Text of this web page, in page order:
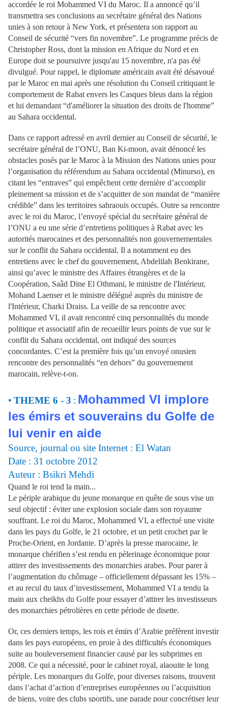
accordée le roi Mohammed VI du Maroc. Il a annoncé qu’il
transmettra ses conclusions au secrétaire général des Nations
unies à son retour à New York, et présentera son rapport au
Conseil de sécurité “vers fin novembre”. Le programme précis de
Christopher Ross, dont la mission en Afrique du Nord et en
Europe doit se poursuivre jusqu'au 15 novembre, n'a pas été
divulgué. Pour rappel, le diplomate américain avait été désavoué
par le Maroc en mai après une résolution du Conseil critiquant le
comportement de Rabat envers les Casques bleus dans la région
et lui demandant “d'améliorer la situation des droits de l'homme”
au Sahara occidental.
Dans ce rapport adressé en avril dernier au Conseil de sécurité, le
secrétaire général de l’ONU, Ban Ki-moon, avait dénoncé les
obstacles posés par le Maroc à la Mission des Nations unies pour
l’organisation du référendum au Sahara occidental (Minurso), en
citant les “entraves” qui empêchent cette dernière d’accomplir
pleinement sa mission et de s’acquitter de son mandat de “manière
crédible” dans les territoires sahraouis occupés. Outre sa rencontre
avec le roi du Maroc, l’envoyé spécial du secrétaire général de
l’ONU a eu une série d’entretiens politiques à Rabat avec les
autorités marocaines et des personnalités non gouvernementales
sur le conflit du Sahara occidental. Il a notamment eu des
entretiens avec le chef du gouvernement, Abdelilah Benkirane,
ainsi qu’avec le ministre des Affaires étrangères et de la
Coopération, Saâd Dine El Othmani, le ministre de l'Intérieur,
Mohand Laenser et le ministre délégué auprès du ministre de
l'Intérieur, Charki Draiss. La veille de sa rencontre avec
Mohammed VI, il avait rencontré cinq personnalités du monde
politique et associatif afin de recueillir leurs points de vue sur le
conflit du Sahara occidental, ont indiqué des sources
concordantes. C’est la première fois qu’un envoyé onusien
rencontre des personnalités “en dehors” du gouvernement
marocain, relève-t-on.
• THEME 6 - 3 : Mohammed VI implore
les émirs et souverains du Golfe de
lui venir en aide
Source, journal ou site Internet : El Watan
Date : 31 octobre 2012
Auteur : Bsikri Mehdi
Quand le roi tend la main...
Le périple arabique du jeune monarque en quête de sous vise un
seul objectif : éviter une explosion sociale dans son royaume
souffrant. Le roi du Maroc, Mohammed VI, a effectué une visite
dans les pays du Golfe, le 21 octobre, et un petit crochet par le
Proche-Orient, en Jordanie. D’après la presse marocaine, le
monarque chérifien s’est rendu en pèlerinage économique pour
attirer des investissements des monarchies arabes. Pour parer à
l’augmentation du chômage – officiellement dépassant les 15% –
et au recul du taux d’investissement, Mohammed VI a tendu la
main aux cheikhs du Golfe pour essayer d’attirer les investisseurs
des monarchies pétrolières en cette période de disette.
Or, ces derniers temps, les rois et émirs d’Arabie préfèrent investir
dans les pays européens, en proie à des difficultés économiques
suite au bouleversement financier causé par les subprimes en
2008. Ce qui a nécessité, pour le cabinet royal, alaouite le long
périple. Les monarques du Golfe, pour diverses raisons, trouvent
dans l’achat d’action d’entreprises européennes ou l’acquisition
de biens, voire des clubs sportifs, une parade pour concrétiser leur